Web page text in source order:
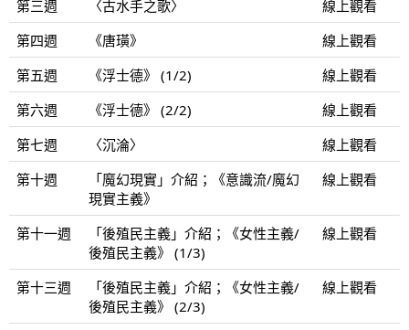
第三週
〈古水手之歌〉
線上觀看
第四週
《唐璜》
線上觀看
第五週
《浮士德》 (1/2)
線上觀看
第六週
《浮士德》 (2/2)
線上觀看
第七週
〈沉淪〉
線上觀看
第十週
「魔幻現實」介紹；《意識流/魔幻
現實主義》
線上觀看
第十一週
「後殖民主義」介紹；《女性主義/
後殖民主義》 (1/3)
線上觀看
第十三週
「後殖民主義」介紹；《女性主義/
後殖民主義》 (2/3)
線上觀看